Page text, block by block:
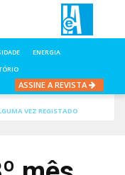
ENERGIA
ASSINE A REVISTA
VEZ REGISTADO